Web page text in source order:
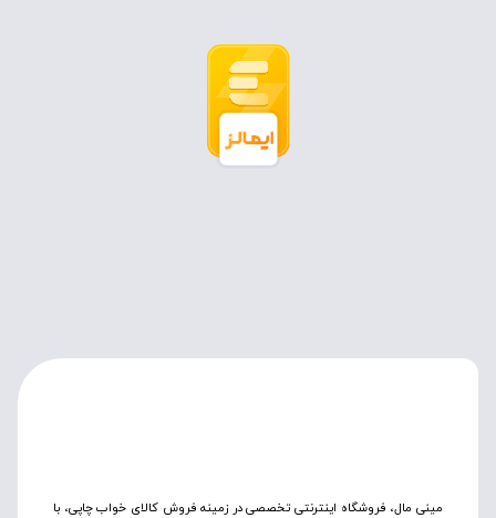
مینی مال، فروشگاه اینترنتی تخصصی در زمینه فروش کالای خواب چاپی، با